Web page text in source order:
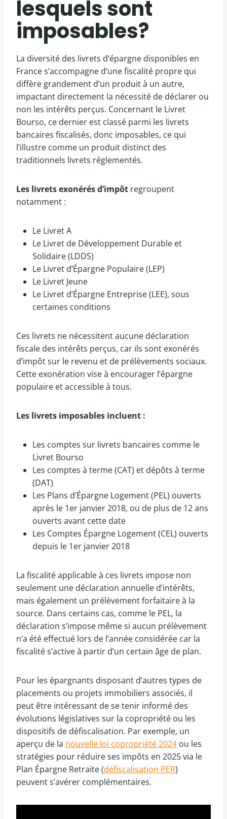
lesquels sont
imposables?
La diversité des livrets d’épargne disponibles en
France s’accompagne d’une fiscalité propre qui
diffère grandement d’un produit à un autre,
impactant directement la nécessité de déclarer ou
non les intérêts perçus. Concernant le Livret
Bourso, ce dernier est classé parmi les livrets
bancaires fiscalisés, donc imposables, ce qui
l’illustre comme un produit distinct des
traditionnels livrets réglementés.
Les livrets exonérés d’impôt regroupent
notamment :
Le Livret A
Le Livret de Développement Durable et
Solidaire (LDDS)
Le Livret d’Épargne Populaire (LEP)
Le Livret Jeune
Le Livret d’Épargne Entreprise (LEE), sous
certaines conditions
Ces livrets ne nécessitent aucune déclaration
fiscale des intérêts perçus, car ils sont exonérés
d’impôt sur le revenu et de prélèvements sociaux.
Cette exonération vise à encourager l’épargne
populaire et accessible à tous.
Les livrets imposables incluent :
Les comptes sur livrets bancaires comme le
Livret Bourso
Les comptes à terme (CAT) et dépôts à terme
(DAT)
Les Plans d’Épargne Logement (PEL) ouverts
après le 1er janvier 2018, ou de plus de 12 ans
ouverts avant cette date
Les Comptes Épargne Logement (CEL) ouverts
depuis le 1er janvier 2018
La fiscalité applicable à ces livrets impose non
seulement une déclaration annuelle d’intérêts,
mais également un prélèvement forfaitaire à la
source. Dans certains cas, comme le PEL, la
déclaration s’impose même si aucun prélèvement
n’a été effectué lors de l’année considérée car la
fiscalité s’active à partir d’un certain âge de plan.
Pour les épargnants disposant d’autres types de
placements ou projets immobiliers associés, il
peut être intéressant de se tenir informé des
évolutions législatives sur la copropriété ou les
dispositifs de défiscalisation. Par exemple, un
aperçu de la nouvelle loi copropriété 2024 ou les
stratégies pour réduire ses impôts en 2025 via le
Plan Épargne Retraite (défiscalisation PER)
peuvent s’avérer complémentaires.